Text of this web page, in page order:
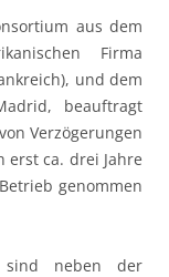
aus dem
Firma
und dem
beauftragt
Verzögerungen
erst ca. drei Jahre
genommen
neben der